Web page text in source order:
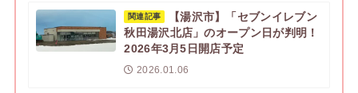
関連記事
【湯沢市】「セブンイレブン
秋田湯沢北店」のオープン日が判明！
2026年3月5日開店予定
2026.01.06